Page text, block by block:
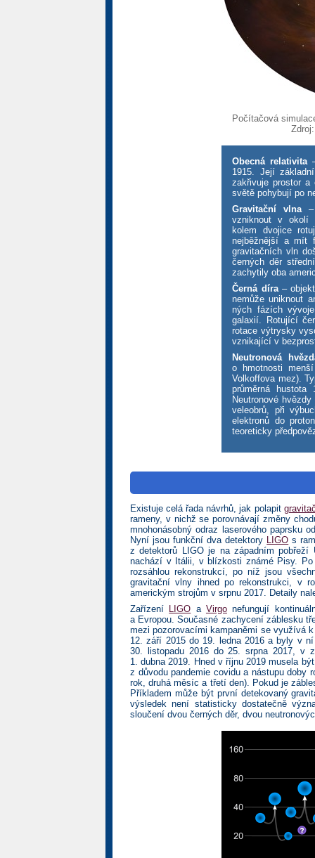
Počítačová
Obecná relativita–
1915. Její
zakřivuje prostor
světě pohybují po
Gravitační vlna–
vzniknout v okolí
kolem dvojice
nejběžnější a mít
gravitačních vln
černých děr
zachytily oba
Černá díra–
nemůže uniknout
ných fázích
galaxií. Rotující
rotace výtrysky
vznikající v
Neutronová
o hmotnosti
Volkoffova mez).
průměrná hustota
Neutronové
veleobrů, při
elektronů do
teoreticky
Existuje celá řada návrhů, jak polapit
rameny, v nichž se porovnávají změny
mnohonásobný odraz laserového paprsku
Nyní jsou funkční dva detektory LIGO s
z detektorů LIGO je na západním
nachází v Itálii, v blízkosti známé Pisy.
rozsáhlou rekonstrukcí, po níž jsou
gravitační vlny ihned po rekonstrukci, v
americkým strojům v srpnu 2017. Detaily
Zařízení LIGO a Virgonefungují
a Evropou. Současné zachycení záblesku
mezi pozorovacími kampaněmi se využívá
12. září 2015 do 19. ledna 2016 a byly v
30. listopadu 2016 do 25. srpna 2017, v
1. dubna 2019. Hned v říjnu 2019 musela
z důvodu pandemie covidu a nástupu
rok, druhá měsíc a třetí den). Pokud je
Příkladem může být první detekovaný
výsledek není statisticky dostatečně
sloučení dvou černých děr, dvou